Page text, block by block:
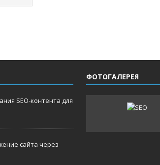
SEO-контента для
сайта через
ФОТОГАЛЕРЕЯ